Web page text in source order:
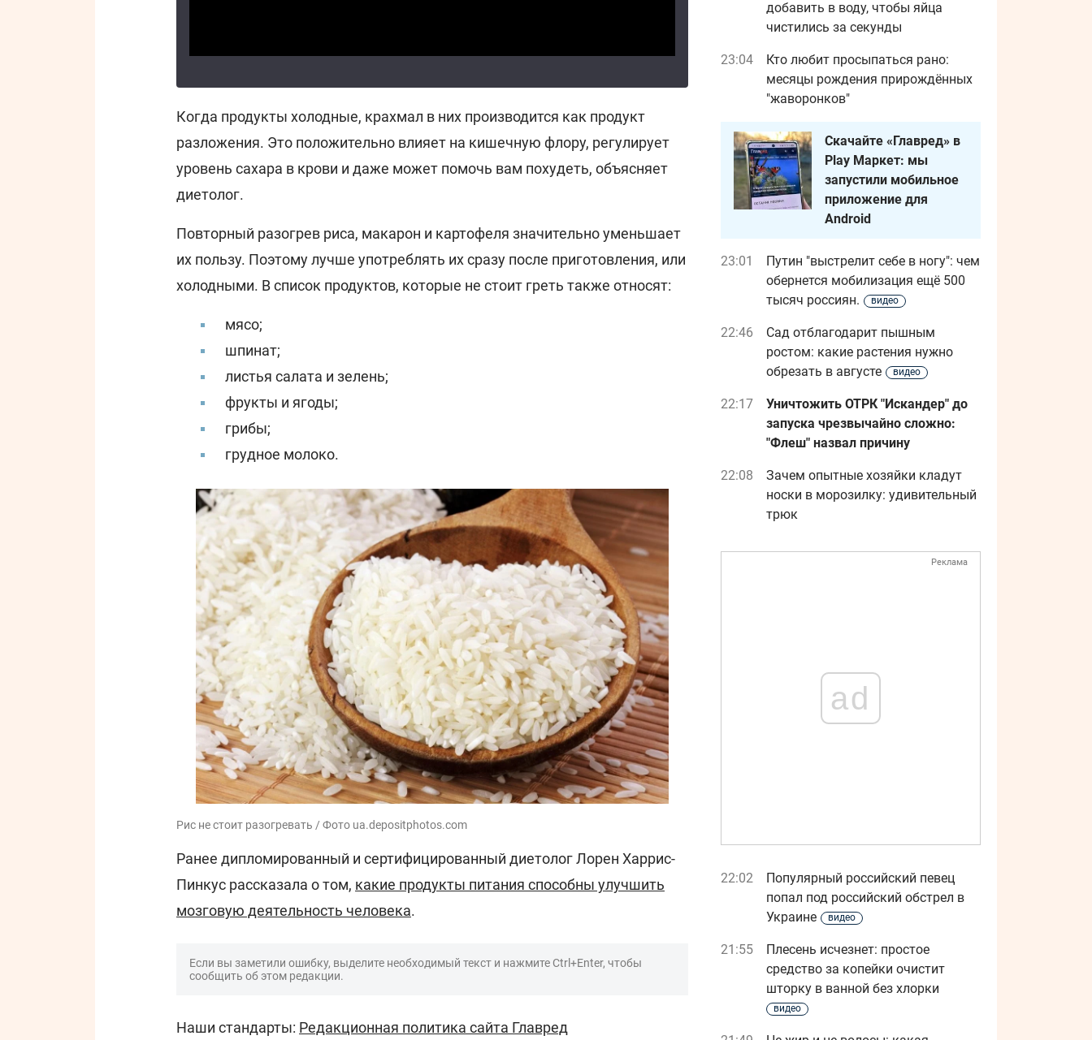
Когда продукты холодные, крахмал в них производится как продукт
разложения. Это положительно влияет на кишечную флору, регулирует
уровень сахара в крови и даже может помочь вам похудеть, объясняет
диетолог.
Повторный разогрев риса, макарон и картофеля значительно уменьшает
их пользу. Поэтому лучше употреблять их сразу после приготовления, или
холодными. В список продуктов, которые не стоит греть также относят:
мясо;
шпинат;
листья салата и зелень;
фрукты и ягоды;
грибы;
грудное молоко.
Рис не стоит разогревать / Фото ua.depositphotos.com
Ранее дипломированный и сертифицированный диетолог Лорен Харрис-
Пинкус рассказала о том, какие продукты питания способны улучшить
мозговую деятельность человека.
Если вы заметили ошибку, выделите необходимый текст и нажмите Ctrl+Enter, чтобы
сообщить об этом редакции.
Наши стандарты: Редакционная политика сайта Главред
добавить в воду, чтобы яйца
чистились за секунды
23:04
Кто любит просыпаться рано:
месяцы рождения прирождённых
"жаворонков"
Скачайте «Главред» в
Play Маркет: мы
запустили мобильное
приложение для
Android
23:01
Путин "выстрелит себе в ногу": чем
обернется мобилизация ещё 500
тысяч россиян.
видео
22:46
Сад отблагодарит пышным
ростом: какие растения нужно
обрезать в августе
видео
22:17
Уничтожить ОТРК "Искандер" до
запуска чрезвычайно сложно:
"Флеш" назвал причину
22:08
Зачем опытные хозяйки кладут
носки в морозилку: удивительный
трюк
Реклама
ad
22:02
Популярный российский певец
попал под российский обстрел в
Украине
видео
21:55
Плесень исчезнет: простое
средство за копейки очистит
шторку в ванной без хлорки
видео